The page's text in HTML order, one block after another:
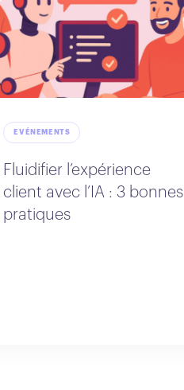
EVÉNEMENTS
Fluidifier l’expérience
client avec l’IA : 3 bonnes
pratiques